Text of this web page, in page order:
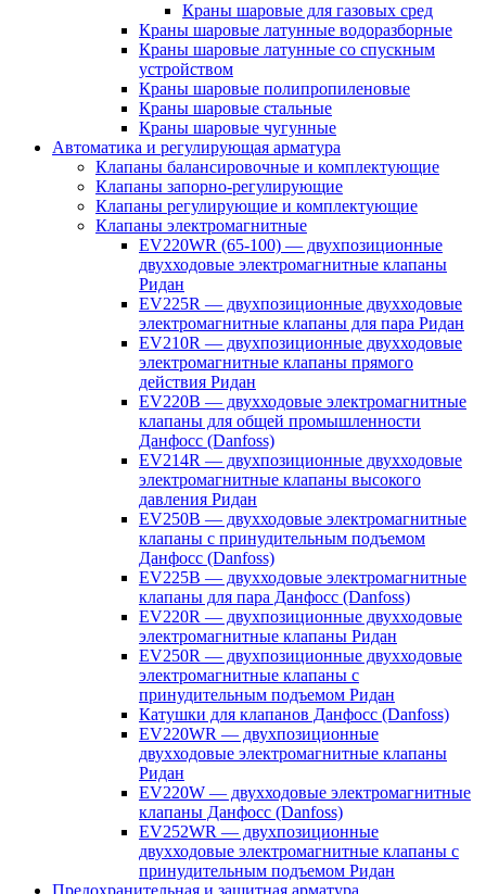
Краны шаровые для газовых сред
Краны шаровые латунные водоразборные
Краны шаровые латунные со спускным
устройством
Краны шаровые полипропиленовые
Краны шаровые стальные
Краны шаровые чугунные
Автоматика и регулирующая арматура
Клапаны балансировочные и комплектующие
Клапаны запорно-регулирующие
Клапаны регулирующие и комплектующие
Клапаны электромагнитные
EV220WR (65-100) — двухпозиционные
двухходовые электромагнитные клапаны
Ридан
EV225R — двухпозиционные двухходовые
электромагнитные клапаны для пара Ридан
EV210R — двухпозиционные двухходовые
электромагнитные клапаны прямого
действия Ридан
EV220B — двухходовые электромагнитные
клапаны для общей промышленности
Данфосс (Danfoss)
EV214R — двухпозиционные двухходовые
электромагнитные клапаны высокого
давления Ридан
EV250B — двухходовые электромагнитные
клапаны с принудительным подъемом
Данфосс (Danfoss)
EV225B — двухходовые электромагнитные
клапаны для пара Данфосс (Danfoss)
EV220R — двухпозиционные двухходовые
электромагнитные клапаны Ридан
EV250R — двухпозиционные двухходовые
электромагнитные клапаны с
принудительным подъемом Ридан
Катушки для клапанов Данфосс (Danfoss)
EV220WR — двухпозиционные
двухходовые электромагнитные клапаны
Ридан
EV220W — двухходовые электромагнитные
клапаны Данфосс (Danfoss)
EV252WR — двухпозиционные
двухходовые электромагнитные клапаны с
принудительным подъемом Ридан
Предохранительная и защитная арматура